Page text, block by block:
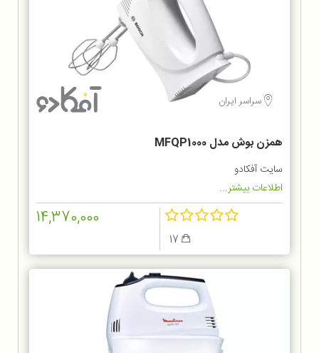
سراسر ایران
همزن بوش مدل MFQP1000
سایت آفکادو
اطلاعات بیشتر...
14,370,000